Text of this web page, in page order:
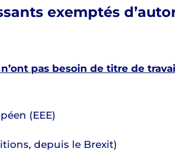
exemptés
n’ont pas besoin de titre de
(EEE)
depuis le Brexit)